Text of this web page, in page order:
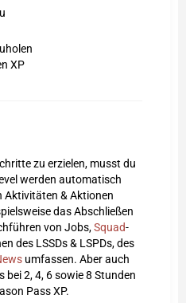
XP
zu erzielen, musst du
werden automatisch
Aktivitäten & Aktionen
das Abschließen
von Jobs,Squad-
des LSSDs & LSPDs, des
umfassen. Aber auch
2, 4, 6 sowie 8 Stunden
Pass XP.